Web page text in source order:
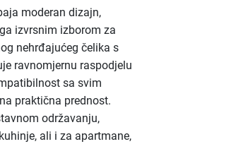
moderan dizajn,
izvrsnim izborom za
nehrđajućeg čelika s
ravnomjernu raspodjelu
sa svim
praktična prednost.
održavanju,
ali i za apartmane,